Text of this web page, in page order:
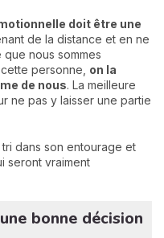
doit être une
de la distance et en ne
que nous sommes
personne, on la
de nous. La meilleure
ne pas y laisser une partie
dans son entourage et
seront vraiment
bonne décision